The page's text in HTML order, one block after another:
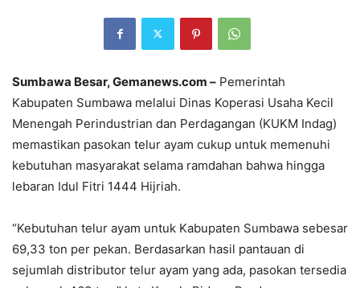
Sumbawa Besar, Gemanews.com – Pemerintah
Kabupaten Sumbawa melalui Dinas Koperasi Usaha Kecil
Menengah Perindustrian dan Perdagangan (KUKM Indag)
memastikan pasokan telur ayam cukup untuk memenuhi
kebutuhan masyarakat selama ramdahan bahwa hingga
lebaran Idul Fitri 1444 Hijriah.
“Kebutuhan telur ayam untuk Kabupaten Sumbawa sebesar
69,33 ton per pekan. Berdasarkan hasil pantauan di
sejumlah distributor telur ayam yang ada, pasokan tersedia